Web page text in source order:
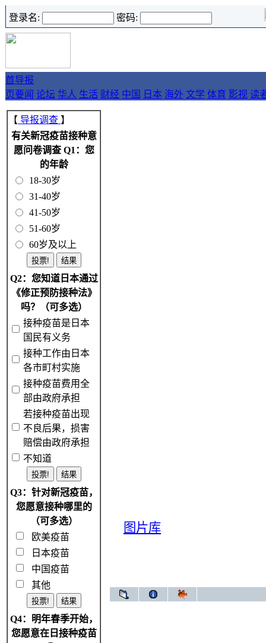
登录名: 密码:
首
页
导报
要闻 论坛 华人 生活 财经 中国 日本 海外 文学 体育 影视 读
【 导报调查 】
有关新冠疫苗接种意
愿问卷调查 Q1：您
的年龄
18-30岁
31-40岁
41-50岁
51-60岁
60岁及以上
Q2：您知道日本通过
《修正预防接种法》
吗？（可多选）
接种疫苗是日本
国民有义务
接种工作由日本
各市町村实施
接种疫苗费用全
部由政府承担
若接种疫苗出现
不良后果，损害
赔偿由政府承担
不知道
Q3：针对新冠疫苗，
您愿意接种哪里的
（可多选）
欧美疫苗
日本疫苗
中国疫苗
其他
Q4：明年春季开始，
您愿意在日接种疫苗
图片库